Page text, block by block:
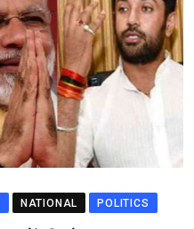
NATIONAL POLITICS